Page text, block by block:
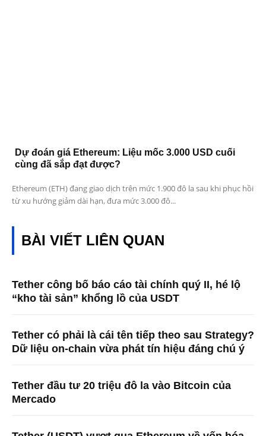
Dự đoán giá Ethereum: Liệu mốc 3.000 USD cuối
cùng đã sắp đạt được?
Ethereum (ETH) đang giao dịch trên mức 1.900 đô la sau khi phục hồi
từ xu hướng giảm dài hạn, đưa mức 3.000 đô...
BÀI VIẾT LIÊN QUAN
Tether công bố báo cáo tài chính quý II, hé lộ
“kho tài sản” khổng lồ của USDT
Tether có phải là cái tên tiếp theo sau Strategy?
Dữ liệu on-chain vừa phát tín hiệu đáng chú ý
Tether đầu tư 20 triệu đô la vào Bitcoin của
Mercado